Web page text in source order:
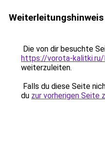
Weiterleitungshinweis
Die von dir besuchte
https://vorota-kalitki.ru/
weiterzuleiten.
Falls du diese Seite
du zur vorherigen Seite